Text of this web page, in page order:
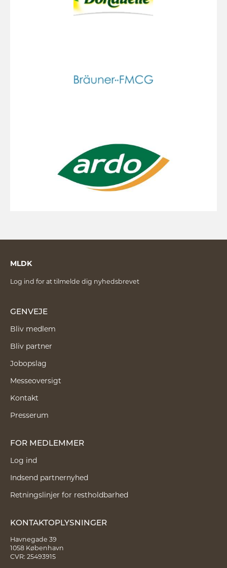
MLDK
Log ind for at tilmelde dig nyhedsbrevet
GENVEJE
Bliv medlem
Bliv partner
Jobopslag
Messeoversigt
Kontakt
Presserum
FOR MEDLEMMER
Log ind
Indsend partnernyhed
Retningslinjer for restholdbarhed
KONTAKTOPLYSNINGER
Havnegade 39
1058 København
CVR: 25493915